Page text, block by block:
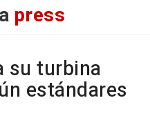
press
su turbina
estándares